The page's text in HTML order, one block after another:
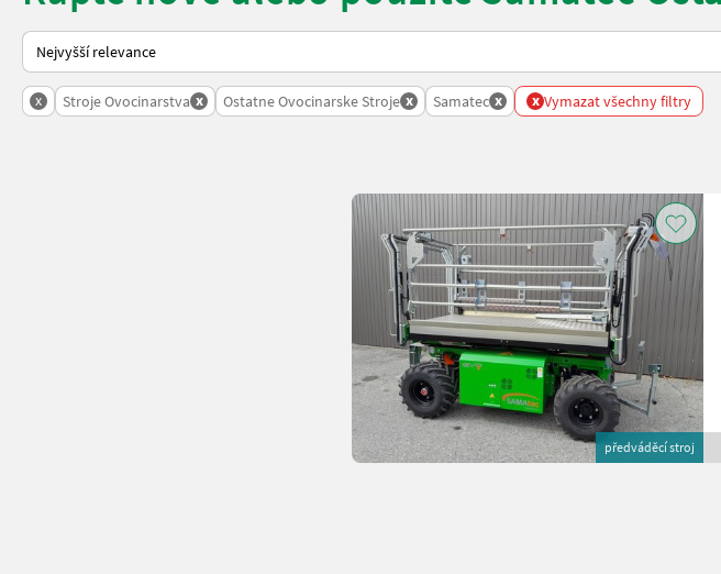
Takto se řadí nabídky na Landwirt.com
x Stroje Ovocinarstva x Ostatne Ovocinarske Stroje x Samatec x x Vymazat všechny filtry
předváděcí stroj